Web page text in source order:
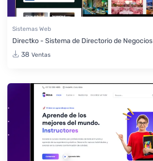
Sistemas Web
Directko - Sistema de Directorio de Negocios
38 Ventas